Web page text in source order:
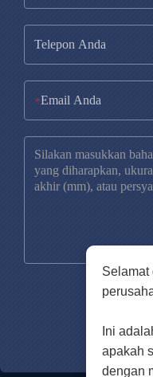
*
Selamat
Ini
apakah
dengan